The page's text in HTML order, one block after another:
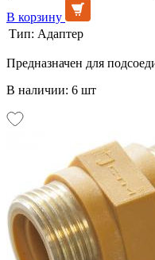
В корзину
Тип: Адаптер
Предназначен для
В наличии: 6 шт